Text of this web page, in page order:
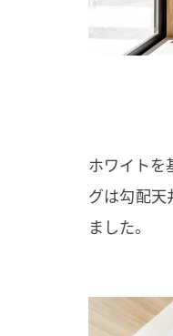
ホワイトを
グは勾配天
ました。